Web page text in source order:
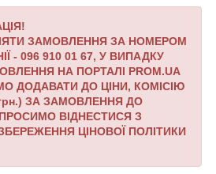
ЗАМОВЛЕННЯ ЗА НОМЕРОМ
- 096 910 01 67, У ВИПАДКУ
НА ПОРТАЛІ PROM.UA
ДОДАВАТИ ДО ЦІНИ, КОМІСІЮ
ЗА ЗАМОВЛЕННЯ ДО
ПРОСИМО ВІДНЕСТИСЯ З
ЦІНОВОЇ ПОЛІТИКИ